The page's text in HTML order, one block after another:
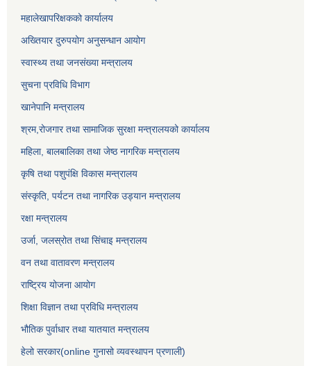
महालेखापरिक्षकको कार्यालय
अख्तियार दुरुपयोग अनुसन्धान आयोग
स्वास्थ्य तथा जनसंख्या मन्त्रालय
सुचना प्रविधि विभाग
खानेपानि मन्त्रालय
श्रम,रोजगार तथा सामाजिक सुरक्षा मन्त्रालयको कार्यालय
महिला, बालबालिका तथा जेष्ठ नागरिक मन्त्रालय
कृषि तथा पशुपंक्षि विकास मन्त्रालय
संस्कृति, पर्यटन तथा नागरिक उड्‍यान मन्त्रालय
रक्षा मन्त्रालय
उर्जा, जलस्रोत तथा सिंचाइ मन्त्रालय
वन तथा वातावरण मन्त्रालय
राष्ट्रिय योजना आयोग
शिक्षा विज्ञान तथा प्रविधि मन्त्रालय
भौतिक पुर्वाधार तथा यातयात मन्त्रालय
हेलो सरकार(online गुनासो व्यवस्थापन प्रणाली)